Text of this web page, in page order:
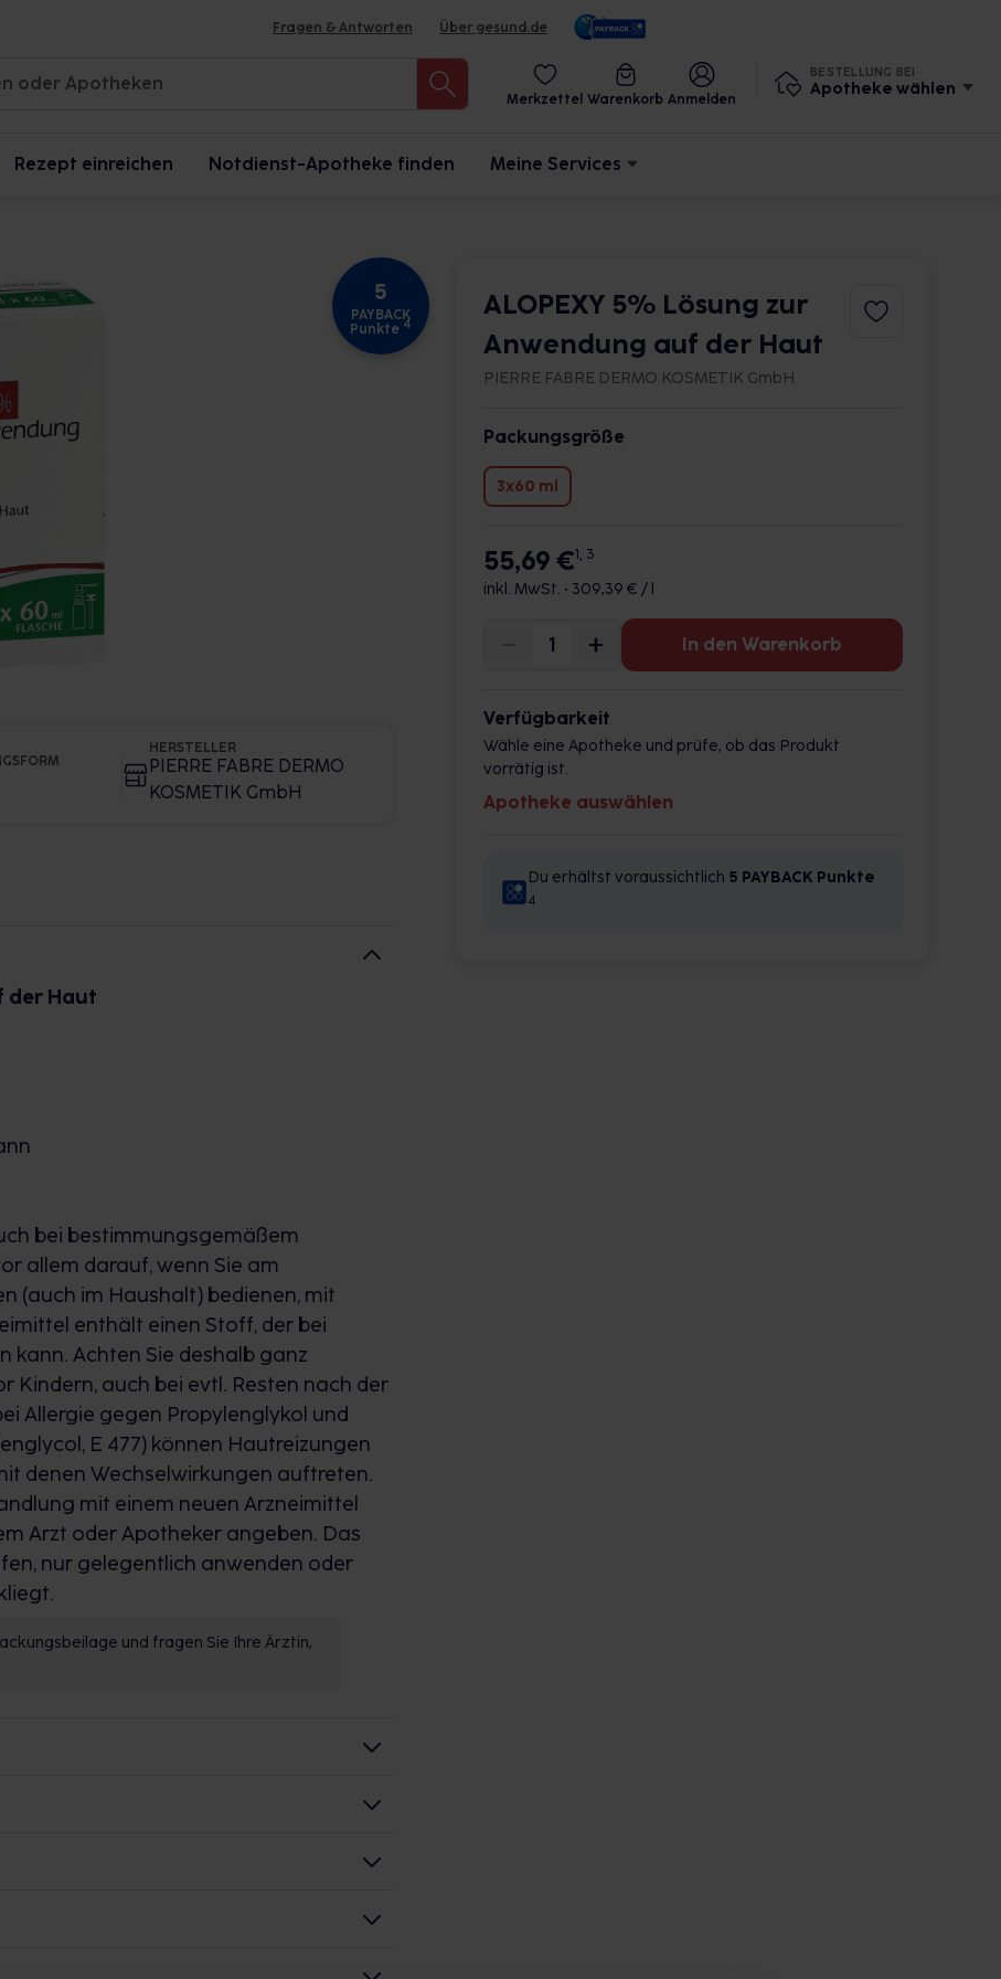
Fragen & Antworten Über gesund.de
Merkzettel Warenkorb Anmelden
BESTELLUNG BEI
Apotheke wählen
Rezept einreichen Notdienst-Apotheke finden Meine Services
5
PAYBACK
Punkte 4
HERSTELLER
PIERRE FABRE DERMO
KOSMETIK GmbH
der Haut
bei bestimmungsgemäßem
allem darauf, wenn Sie am
(auch im Haushalt) bedienen, mit
enthält einen Stoff, der bei
kann. Achten Sie deshalb ganz
Kindern, auch bei evtl. Resten nach der
Allergie gegen Propylenglykol und
E 477) können Hautreizungen
denen Wechselwirkungen auftreten.
mit einem neuen Arzneimittel
Arzt oder Apotheker angeben. Das
nur gelegentlich anwenden oder
und fragen Sie Ihre Ärztin,
indem er die Blutgefäße erweitern
kann.
als unerwünschte Wirkung, ein
verantwortlich ist, ist bislang jedoch
ml)/2-mal täglich
mit einem Arzt oder Apotheker
ALOPEXY 5% Lösung zur
Anwendung auf der Haut
PIERRE FABRE DERMO KOSMETIK GmbH
Packungsgröße
3x60 ml
55,69 €1, 3
inkl. MwSt. • 309,39 € / l
In den Warenkorb
Verfügbarkeit
Wähle eine Apotheke und prüfe, ob das Produkt
vorrätig ist.
Apotheke auswählen
Du erhältst voraussichtlich 5 PAYBACK Punkte
4